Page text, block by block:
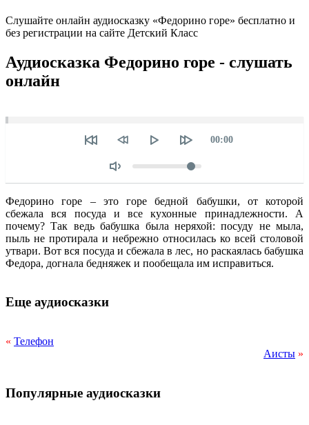
Слушайте онлайн аудиосказку «Федорино горе» бесплатно и
без регистрации на сайте Детский Класс
Аудиосказка Федорино горе - слушать
онлайн
Текущее
00:00
Федорино горе – это горе бедной бабушки, от которой
сбежала вся посуда и все кухонные принадлежности. А
почему? Так ведь бабушка была неряхой: посуду не мыла,
пыль не протирала и небрежно относилась ко всей столовой
утвари. Вот вся посуда и сбежала в лес, но раскаялась бабушка
Федора, догнала бедняжек и пообещала им исправиться.
Еще аудиосказки
« Телефон
Аисты »
Популярные аудиосказки